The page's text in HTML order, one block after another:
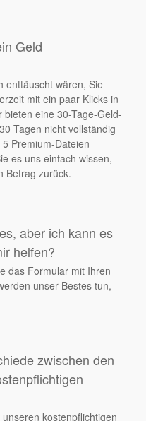
Geld
enttäuscht wären, Sie
mit ein paar Klicks in
eine 30-Tage-Geld-
Tagen nicht vollständig
Premium-Dateien
es uns einfach wissen,
Betrag zurück.
aber ich kann es
helfen?
das Formular mit Ihren
unser Bestes tun,
zwischen den
kostenpflichtigen